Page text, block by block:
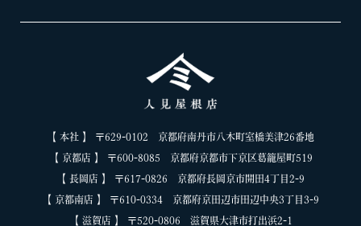
【 本社 】 〒629-0102 京都府南丹市八木町室橋美津26番地
【 京都店 】 〒600-8085 京都府京都市下京区葛籠屋町519
【 長岡店 】 〒617-0826 京都府長岡京市開田4丁目2-9
【 京都南店 】 〒610-0334 京都府京田辺市田辺中央3丁目3-9
【 滋賀店 】 〒520-0806 滋賀県大津市打出浜2-1